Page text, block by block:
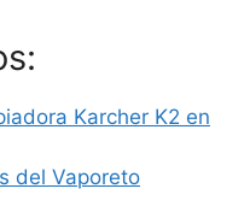
Karcher K2 en
del Vaporeto